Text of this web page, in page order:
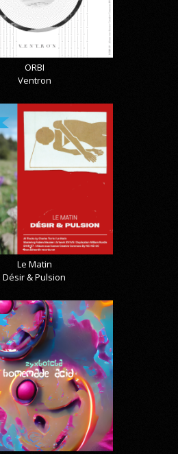
ORBI
Ventron
Le Matin
Désir & Pulsion